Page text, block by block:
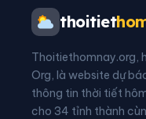
Xã Cư M’ta
Xã Cư Prao
Xã Cư Yang
Xã Đắk Liêng
thoitiet
Thoitiethomnay.org,
Org, là website dự
thông tin thời tiết
cho 34 tỉnh thành